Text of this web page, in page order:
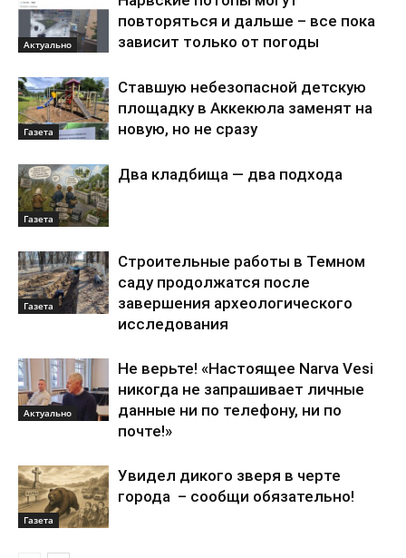
Актуально
повторяться и дальше – все пока
зависит только от погоды
Газета
Ставшую небезопасной детскую
площадку в Аккекюла заменят на
новую, но не сразу
Газета
Два кладбища — два подхода
Газета
Строительные работы в Темном
саду продолжатся после
завершения археологического
исследования
Актуально
Не верьте! «Настоящее Narva Vesi
никогда не запрашивает личные
данные ни по телефону, ни по
почте!»
Газета
Увидел дикого зверя в черте
города – сообщи обязательно!